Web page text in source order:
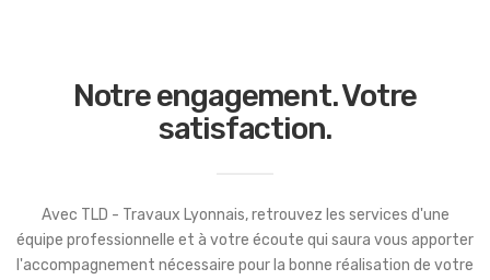
Notre engagement. Votre
satisfaction.
Avec TLD - Travaux Lyonnais, retrouvez les services d'une
équipe professionnelle et à votre écoute qui saura vous apporter
l'accompagnement nécessaire pour la bonne réalisation de votre